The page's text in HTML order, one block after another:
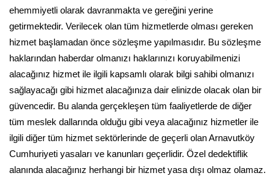
ehemmiyetli olarak davranmakta ve gereğini yerine
getirmektedir. Verilecek olan tüm hizmetlerde olması gereken
hizmet başlamadan önce sözleşme yapılmasıdır. Bu sözleşme
haklarından haberdar olmanızı haklarınızı koruyabilmenizi
alacağınız hizmet ile ilgili kapsamlı olarak bilgi sahibi olmanızı
sağlayacağı gibi hizmet alacağınıza dair elinizde olacak olan bir
güvencedir. Bu alanda gerçekleşen tüm faaliyetlerde de diğer
tüm meslek dallarında olduğu gibi veya alacağınız hizmetler ile
ilgili diğer tüm hizmet sektörlerinde de geçerli olan Arnavutköy
Cumhuriyeti yasaları ve kanunları geçerlidir. Özel dedektiflik
alanında alacağınız herhangi bir hizmet yasa dışı olmaz olamaz.